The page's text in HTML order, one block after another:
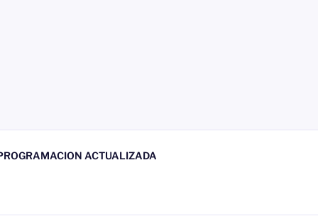
ACTUALIZADA